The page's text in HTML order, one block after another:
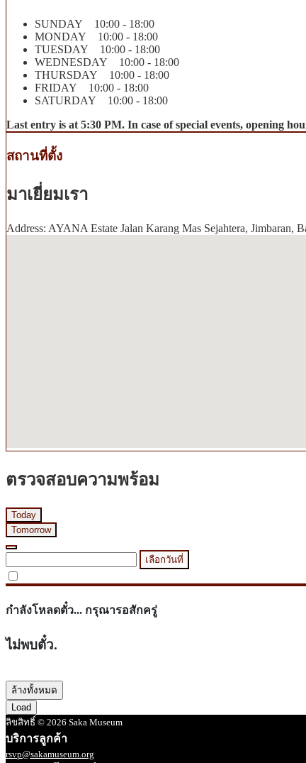
SUNDAY 10:00 - 18:00
MONDAY 10:00 - 18:00
TUESDAY 10:00 - 18:00
WEDNESDAY 10:00 - 18:00
THURSDAY 10:00 - 18:00
FRIDAY 10:00 - 18:00
SATURDAY 10:00 - 18:00
Last entry is at 5:30 PM. In case of special events, opening
สถานที่ตั้ง
มาเยี่ยมเรา
Address: AYANA Estate Jalan Karang Mas Sejahtera, Jimbaran,
ตรวจสอบความพร้อม
Today
Tomorrow
เลือกวันที่
กำลังโหลดตั๋ว... กรุณารอสักครู่
ไม่พบตั๋ว.
ล้างทั้งหมด
Load
ลิขสิทธิ์ © 2026 Saka Museum
บริการลูกค้า
rsvp@sakamuseum.org